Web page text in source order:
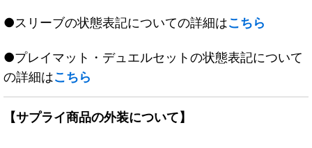
●スリーブの状態表記についての詳細はこちら
●プレイマット・デュエルセットの状態表記について
の詳細はこちら
【サプライ商品の外装について】